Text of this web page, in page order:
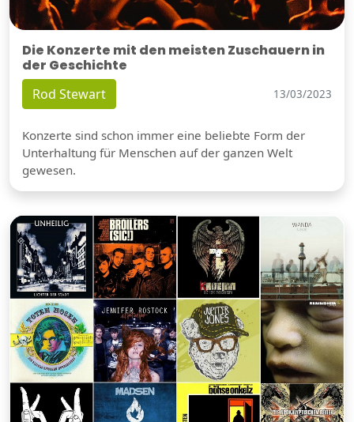
Die Konzerte mit den meisten Zuschauern in
der Geschichte
Rod Stewart 13/03/2023
Konzerte sind schon immer eine beliebte Form der
Unterhaltung für Menschen auf der ganzen Welt
gewesen.